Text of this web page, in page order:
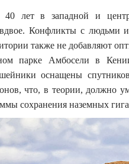
40 лет в западной и
Конфликты с людьми
также не добавляют
парке Амбосели в
оснащены
что, в теории, должно
сохранения наземных